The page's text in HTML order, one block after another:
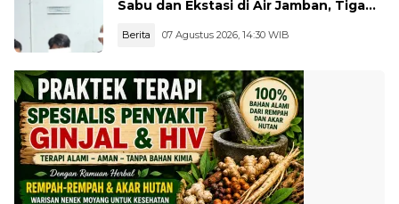
Sabu dan Ekstasi di Air Jamban, Tiga
Berita 07 Agustus 2026, 14:30 WIB